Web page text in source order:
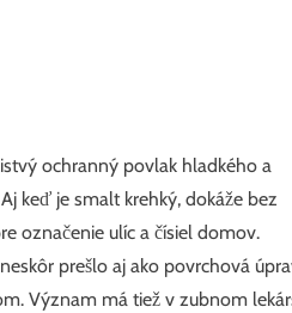
ochranný povlak hladkého a
keď je smalt krehký, dokáže bez
označenie ulíc a čísiel domov.
prešlo aj ako povrchová
Význam má tiež v zubnom